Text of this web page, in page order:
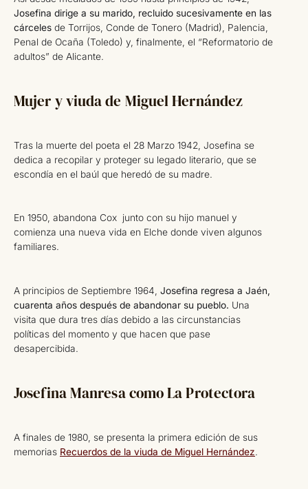
Josefina dirige a su marido, recluido sucesivamente en las
cárceles de Torrijos, Conde de Tonero (Madrid), Palencia,
Penal de Ocaña (Toledo) y, finalmente, el “Reformatorio de
adultos” de Alicante.
Mujer y viuda de Miguel Hernández
Tras la muerte del poeta el 28 Marzo 1942, Josefina se
dedica a recopilar y proteger su legado literario, que se
escondía en el baúl que heredó de su madre.
En 1950, abandona Cox junto con su hijo manuel y
comienza una nueva vida en Elche donde viven algunos
familiares.
A principios de Septiembre 1964, Josefina regresa a Jaén,
cuarenta años después de abandonar su pueblo. Una
visita que dura tres días debido a las circunstancias
políticas del momento y que hacen que pase
desapercibida.
Josefina Manresa como La Protectora
A finales de 1980, se presenta la primera edición de sus
memorias Recuerdos de la viuda de Miguel Hernández.